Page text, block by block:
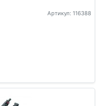
Артикул: 116388